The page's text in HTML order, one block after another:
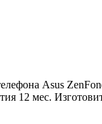
Asus
12 мес.